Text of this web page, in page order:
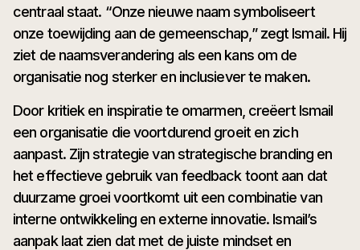
centraal staat. “Onze nieuwe naam symboliseert
onze toewijding aan de gemeenschap,” zegt Ismail. Hij
ziet de naamsverandering als een kans om de
organisatie nog sterker en inclusiever te maken.
Door kritiek en inspiratie te omarmen, creëert Ismail
een organisatie die voortdurend groeit en zich
aanpast. Zijn strategie van strategische branding en
het effectieve gebruik van feedback toont aan dat
duurzame groei voortkomt uit een combinatie van
interne ontwikkeling en externe innovatie. Ismail’s
aanpak laat zien dat met de juiste mindset en